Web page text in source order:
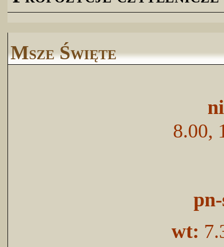
Msze Święte
8.00,
wt: